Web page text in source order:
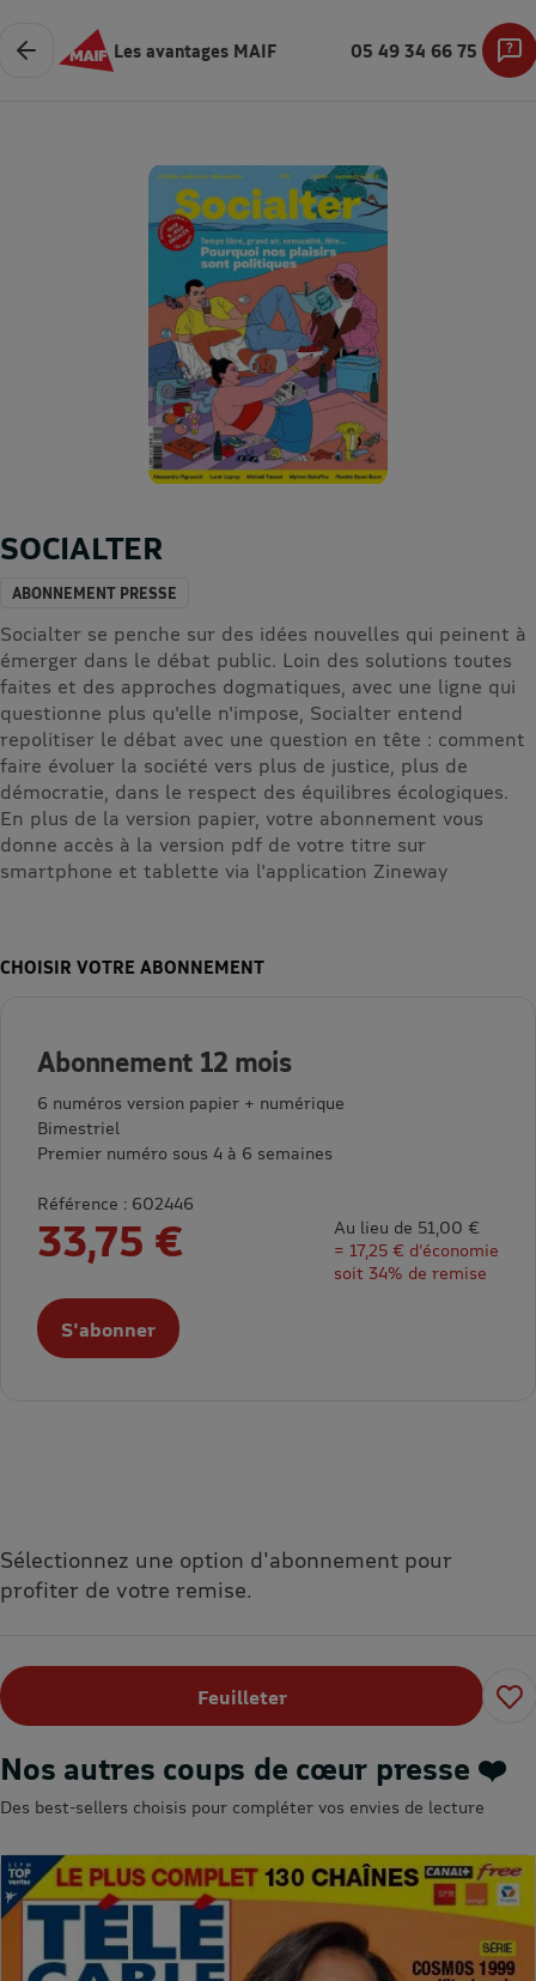
Les avantages MAIF 05 49 34 66 75
SOCIALTER
ABONNEMENT PRESSE
Socialter se penche sur des idées nouvelles qui peinent à
émerger dans le débat public. Loin des solutions toutes
faites et des approches dogmatiques, avec une ligne qui
questionne plus qu'elle n'impose, Socialter entend
repolitiser le débat avec une question en tête : comment
faire évoluer la société vers plus de justice, plus de
démocratie, dans le respect des équilibres écologiques.
En plus de la version papier, votre abonnement vous
donne accès à la version pdf de votre titre sur
smartphone et tablette via l'application Zineway
CHOISIR VOTRE ABONNEMENT
Abonnement 12 mois
6 numéros version papier + numérique
Bimestriel
Premier numéro sous 4 à 6 semaines
Référence : 602446
33,75 €
Au lieu de 51,00 €
= 17,25 € d’économie
soit 34% de remise
S'abonner
Sélectionnez une option d'abonnement pour
profiter de votre remise.
Feuilleter
Nos autres coups de cœur presse ❤️
Des best-sellers choisis pour compléter vos envies de lecture